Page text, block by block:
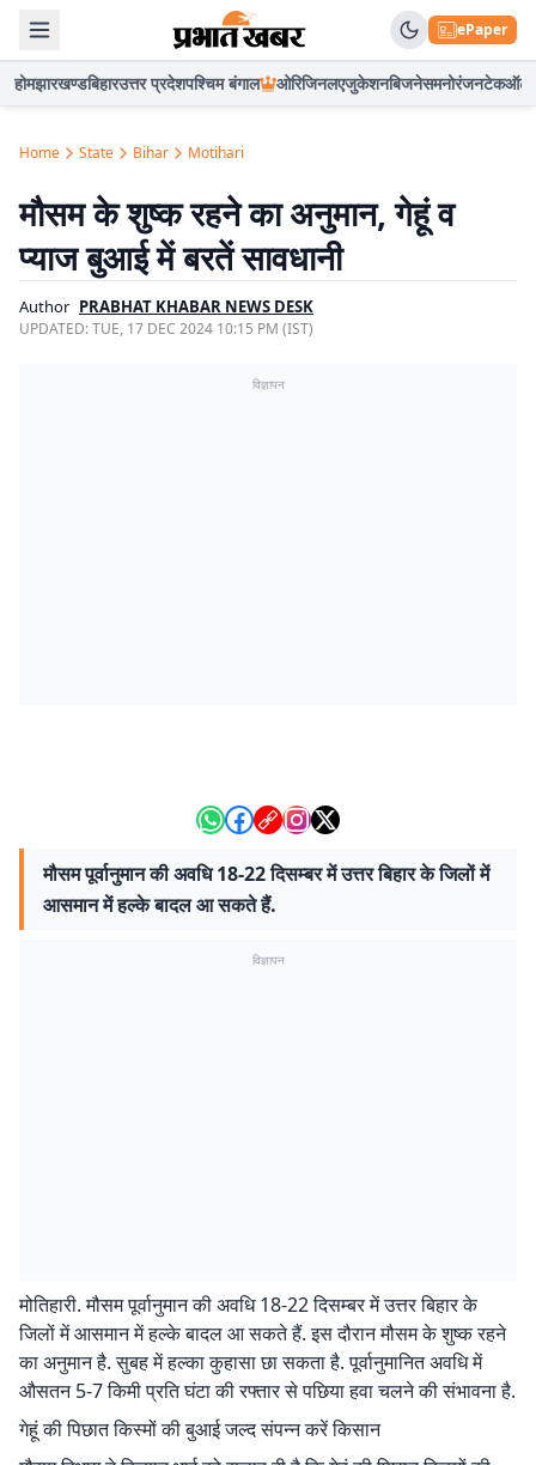
ePaper
होमझारखण्डबिहारउत्तर प्रदेशपश्चिम बंगाल ओरिजिनलएजुकेशनबिजनेसमनोरंजनटेकऑटो
Home State Bihar Motihari
मौसम के शुष्क रहने का अनुमान, गेहूं व
प्याज बुआई में बरतें सावधानी
Author PRABHAT KHABAR NEWS DESK
UPDATED:TUE, 17 DEC 2024 10:15 PM (IST)
विज्ञापन
मौसम पूर्वानुमान की अवधि 18-22 दिसम्बर में उत्तर बिहार के जिलों में
आसमान में हल्के बादल आ सकते हैं.
विज्ञापन
मोतिहारी. मौसम पूर्वानुमान की अवधि 18-22 दिसम्बर में उत्तर बिहार के
जिलों में आसमान में हल्के बादल आ सकते हैं. इस दौरान मौसम के शुष्क रहने
का अनुमान है. सुबह में हल्का कुहासा छा सकता है. पूर्वानुमानित अवधि में
औसतन 5-7 किमी प्रति घंटा की रफ्तार से पछिया हवा चलने की संभावना है.
गेहूं की पिछात किस्मों की बुआई जल्द संपन्न करें किसान